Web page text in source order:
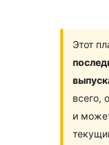
Этот
всего,
и